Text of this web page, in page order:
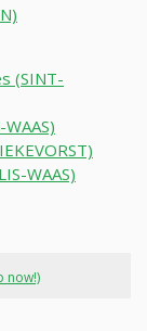
(SINT-
WAAS)
now!)